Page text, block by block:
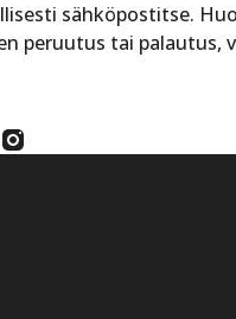
sähköpostitse.
tai palautus,